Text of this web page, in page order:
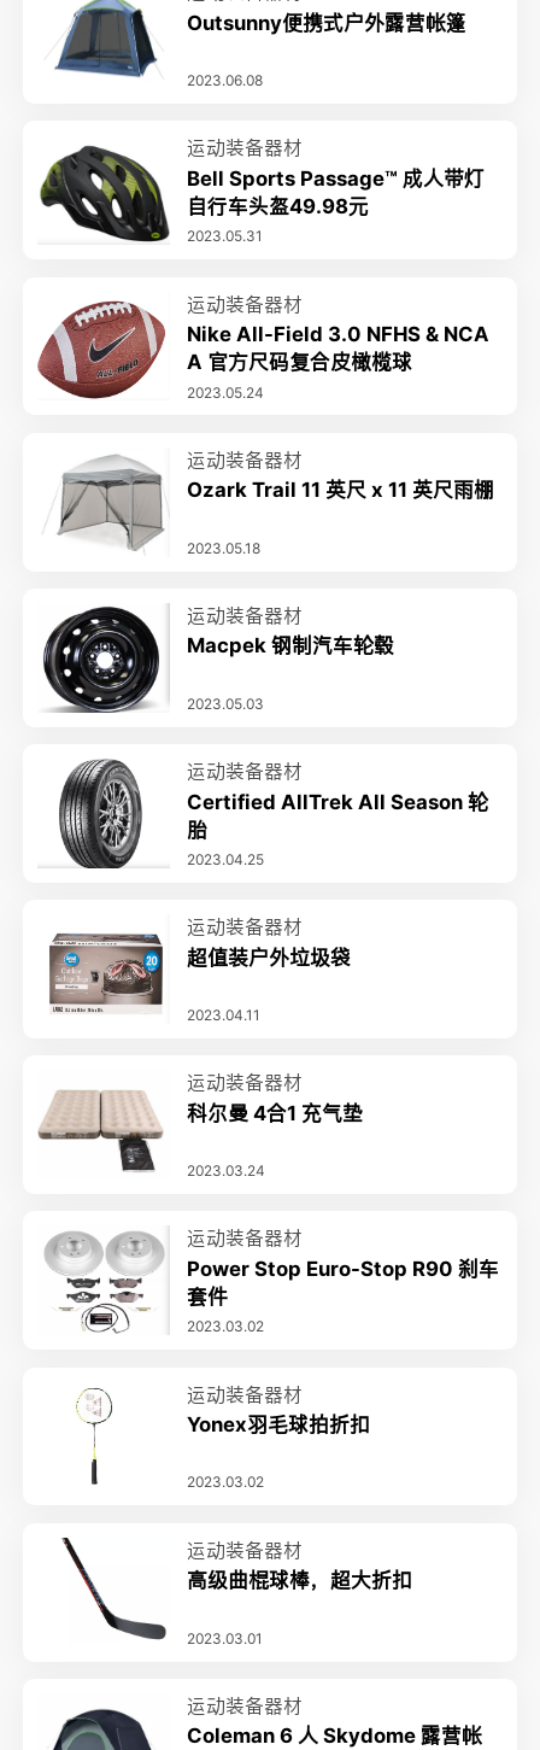
Outsunny便携式户外露营帐篷
2023.06.08
运动装备器材
Bell Sports Passage™ 成人带灯
自行车头盔49.98元
2023.05.31
运动装备器材
Nike All-Field 3.0 NFHS & NCA
A 官方尺码复合皮橄榄球
2023.05.24
运动装备器材
Ozark Trail 11 英尺 x 11 英尺雨棚
2023.05.18
运动装备器材
Macpek 钢制汽车轮毂
2023.05.03
运动装备器材
Certified AllTrek All Season 轮
胎
2023.04.25
运动装备器材
超值装户外垃圾袋
2023.04.11
运动装备器材
科尔曼 4合1 充气垫
2023.03.24
运动装备器材
Power Stop Euro-Stop R90 刹车
套件
2023.03.02
运动装备器材
Yonex羽毛球拍折扣
2023.03.02
运动装备器材
高级曲棍球棒，超大折扣
2023.03.01
运动装备器材
Coleman 6 人 Skydome 露营帐